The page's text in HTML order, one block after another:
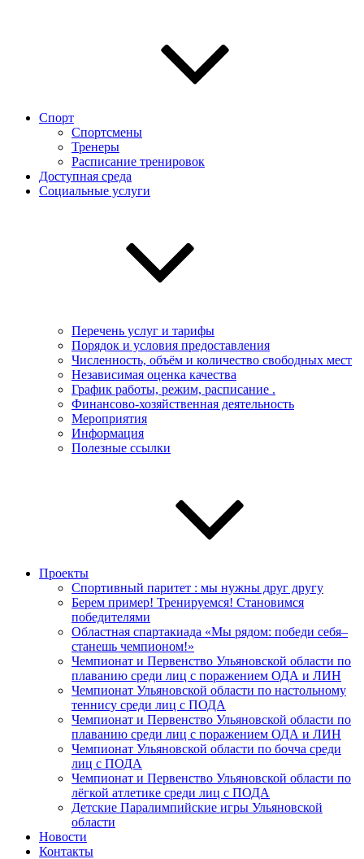
Спорт
Спортсмены
Тренеры
Расписание тренировок
Доступная среда
Социальные услуги
Перечень услуг и тарифы
Порядок и условия предоставления
Численность, объём и количество свободных мест
Независимая оценка качества
График работы, режим, расписание .
Финансово-хозяйственная деятельность
Мероприятия
Информация
Полезные ссылки
Проекты
Спортивный паритет : мы нужны друг другу
Берем пример! Тренируемся! Становимся
победителями
Областная спартакиада «Мы рядом: победи себя–
станешь чемпионом!»
Чемпионат и Первенство Ульяновской области по
плаванию среди лиц с поражением ОДА и ЛИН
Чемпионат Ульяновской области по настольному
теннису среди лиц с ПОДА
Чемпионат и Первенство Ульяновской области по
плаванию среди лиц с поражением ОДА и ЛИН
Чемпионат Ульяновской области по бочча среди
лиц с ПОДА
Чемпионат и Первенство Ульяновской области по
лёгкой атлетике среди лиц с ПОДА
Детские Паралимпийские игры Ульяновской
области
Новости
Контакты